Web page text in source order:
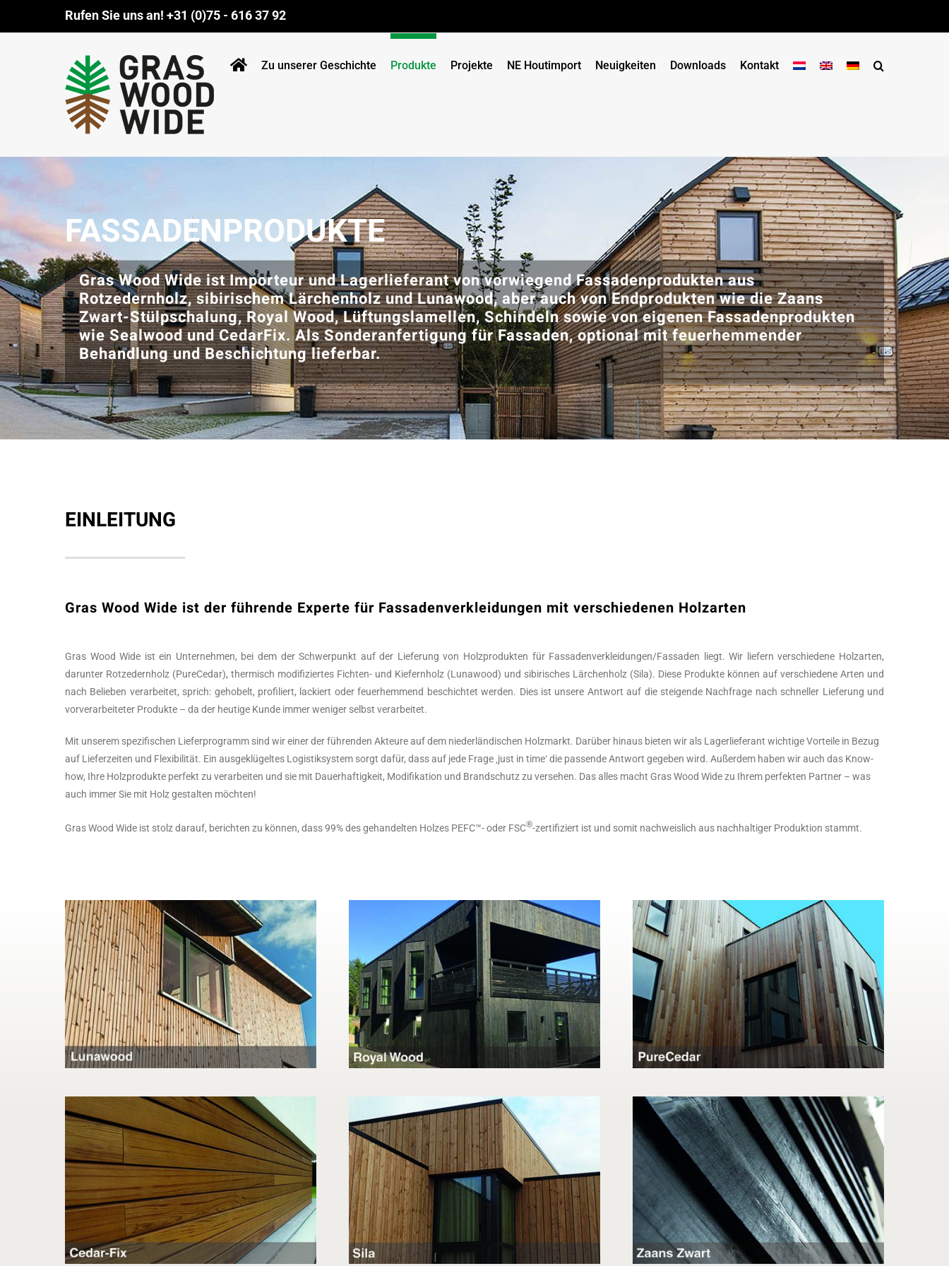
Rufen Sie uns an! +31 (0)75 - 616 37 92
Zu unserer Geschichte Produkte Projekte NE Houtimport Neuigkeiten Downloads Kontakt
FASSADENPRODUKTE
Gras Wood Wide ist Importeur und Lagerlieferant von vorwiegend Fassadenprodukten aus
Rotzedernholz, sibirischem Lärchenholz und Lunawood, aber auch von Endprodukten wie die Zaans
Zwart-Stülpschalung, Royal Wood, Lüftungslamellen, Schindeln sowie von eigenen Fassadenprodukten
wie Sealwood und CedarFix. Als Sonderanfertigung für Fassaden, optional mit feuerhemmender
Behandlung und Beschichtung lieferbar.
EINLEITUNG
Gras Wood Wide ist der führende Experte für Fassadenverkleidungen mit verschiedenen Holzarten
Gras Wood Wide ist ein Unternehmen, bei dem der Schwerpunkt auf der Lieferung von Holzprodukten für Fassadenverkleidungen/Fassaden liegt. Wir liefern verschiedene Holzarten,
darunter Rotzedernholz (PureCedar), thermisch modifiziertes Fichten- und Kiefernholz (Lunawood) und sibirisches Lärchenholz (Sila). Diese Produkte können auf verschiedene Arten und
nach Belieben verarbeitet, sprich: gehobelt, profiliert, lackiert oder feuerhemmend beschichtet werden. Dies ist unsere Antwort auf die steigende Nachfrage nach schneller Lieferung und
vorverarbeiteter Produkte – da der heutige Kunde immer weniger selbst verarbeitet.
Mit unserem spezifischen Lieferprogramm sind wir einer der führenden Akteure auf dem niederländischen Holzmarkt. Darüber hinaus bieten wir als Lagerlieferant wichtige Vorteile in Bezug
auf Lieferzeiten und Flexibilität. Ein ausgeklügeltes Logistiksystem sorgt dafür, dass auf jede Frage ‚just in time‘ die passende Antwort gegeben wird. Außerdem haben wir auch das Know-
how, Ihre Holzprodukte perfekt zu verarbeiten und sie mit Dauerhaftigkeit, Modifikation und Brandschutz zu versehen. Das alles macht Gras Wood Wide zu Ihrem perfekten Partner – was
auch immer Sie mit Holz gestalten möchten!
Gras Wood Wide ist stolz darauf, berichten zu können, dass 99% des gehandelten Holzes PEFC™- oder FSC®-zertifiziert ist und somit nachweislich aus nachhaltiger Produktion stammt.